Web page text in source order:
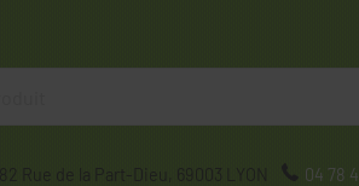
82 Rue de la Part-Dieu, 69003 LYON 04 78